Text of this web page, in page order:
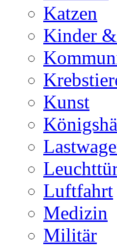
Katzen
Kinder
Kunst
Luftfahrt
Medizin
Militär